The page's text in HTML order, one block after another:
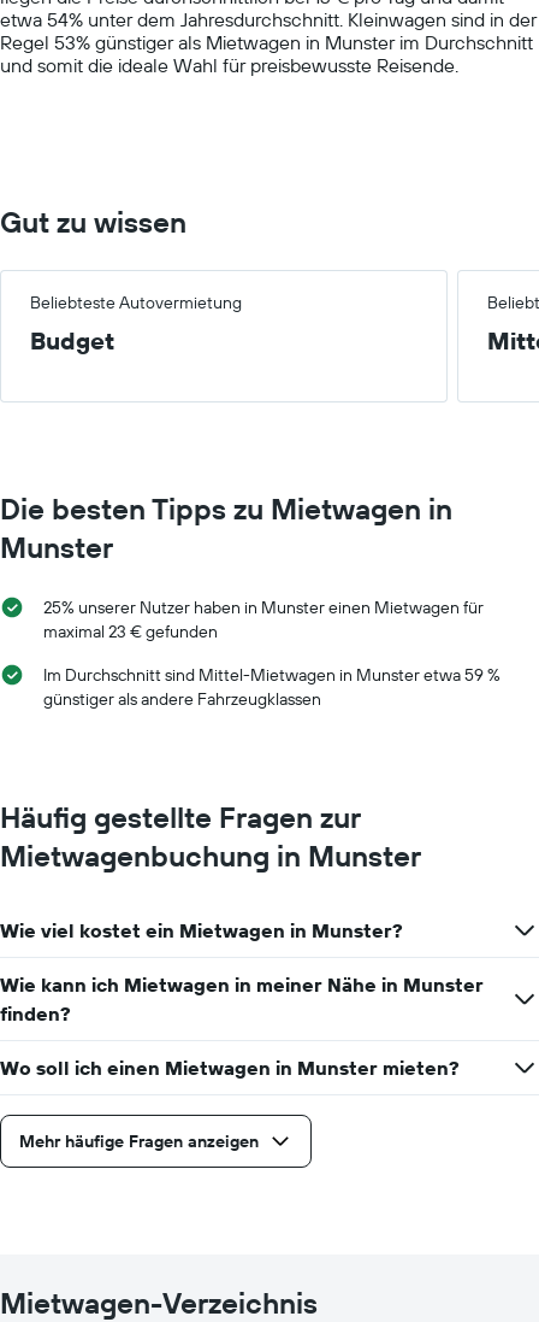
axis
displaying
values.
etwa 54% unter dem Jahresdurchschnitt. Kleinwagen sind in der
Regel 53% günstiger als Mietwagen in Munster im Durchschnitt
und somit die ideale Wahl für preisbewusste Reisende.
Gut zu wissen
Beliebteste Autovermietung
Budget
Die besten Tipps zu Mietwagen in
Munster
25% unserer Nutzer haben in Munster einen Mietwagen für
maximal 23 € gefunden
Im Durchschnitt sind Mittel-Mietwagen in Munster etwa 59 %
günstiger als andere Fahrzeugklassen
Häufig gestellte Fragen zur
Mietwagenbuchung in Munster
Wie viel kostet ein Mietwagen in Munster?
Wie kann ich Mietwagen in meiner Nähe in Munster
finden?
Wo soll ich einen Mietwagen in Munster mieten?
Mehr häufige Fragen anzeigen
Mietwagen-Verzeichnis